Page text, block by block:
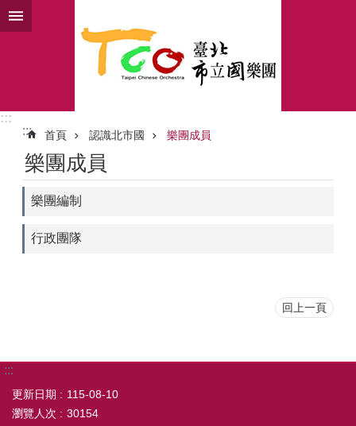
跳到主要內容區塊
:::
:::
首頁 認識北市國 樂團成員
樂團成員
樂團編制
行政團隊
回上一頁
:::
更新日期
115-08-10
瀏覽人次
30154